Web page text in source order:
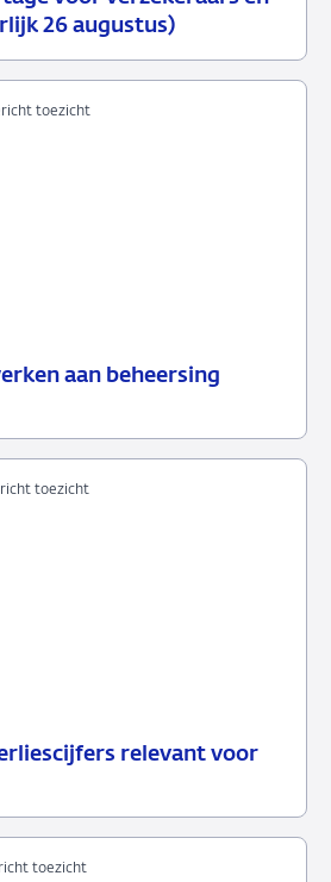
26 augustus)
aan beheersing
toezicht
relevant voor
toezicht
toezicht